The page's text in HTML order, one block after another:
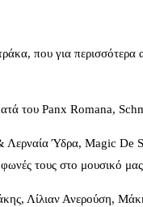
που για περισσότερα
του Panx Romana,
Λερναία Ύδρα, Magic
τους στο μουσικό μας
Λίλιαν Ανερούση,